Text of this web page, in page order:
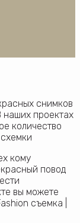
снимков
наших проектах
количество
кому
повод
вы можете
съемка |